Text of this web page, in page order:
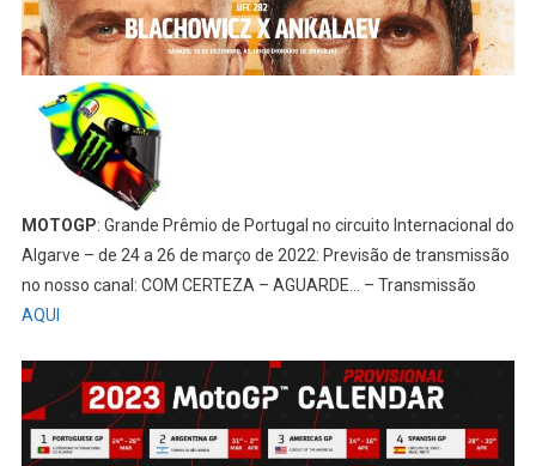
MOTOGP: Grande Prêmio de Portugal no circuito Internacional do
Algarve – de 24 a 26 de março de 2022: Previsão de transmissão
no nosso canal: COM CERTEZA – AGUARDE… – Transmissão
AQUI